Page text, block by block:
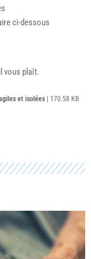
ci-dessous
vous plaît.
et isolées | 170.58 KB